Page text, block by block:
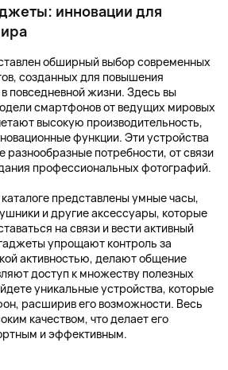
инновации для
обширный выбор современных
созданных для повышения
повседневной жизни. Здесь вы
смартфонов от ведущих мировых
высокую производительность,
функции. Эти устройства
потребности, от связи
профессиональных фотографий.
представлены умные часы,
и другие аксессуары, которые
на связи и вести активный
упрощают контроль за
активностью, делают общение
доступ к множеству полезных
уникальные устройства, которые
расширив его возможности. Весь
качеством, что делает его
и эффективным.